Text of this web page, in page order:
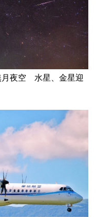
月夜空 水星、金星迎